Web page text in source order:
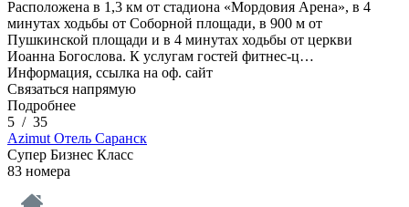
Расположена в 1,3 км от стадиона «Мордовия Арена», в 4
минутах ходьбы от Соборной площади, в 900 м от
Пушкинской площади и в 4 минутах ходьбы от церкви
Иоанна Богослова. К услугам гостей фитнес-ц…
Информация, ссылка на оф. сайт
Связаться напрямую
Подробнее
5 / 35
Azimut Отель Саранск
Супер Бизнес Класс
83 номера